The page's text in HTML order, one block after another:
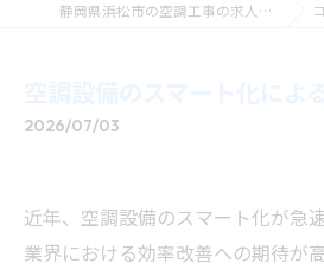
静岡県浜松市の空調工事の求人なら有限会社清明エンジニアリング コラム
2026/07/03
近年、空調設備のスマート化が急
業界における効率改善への期待が